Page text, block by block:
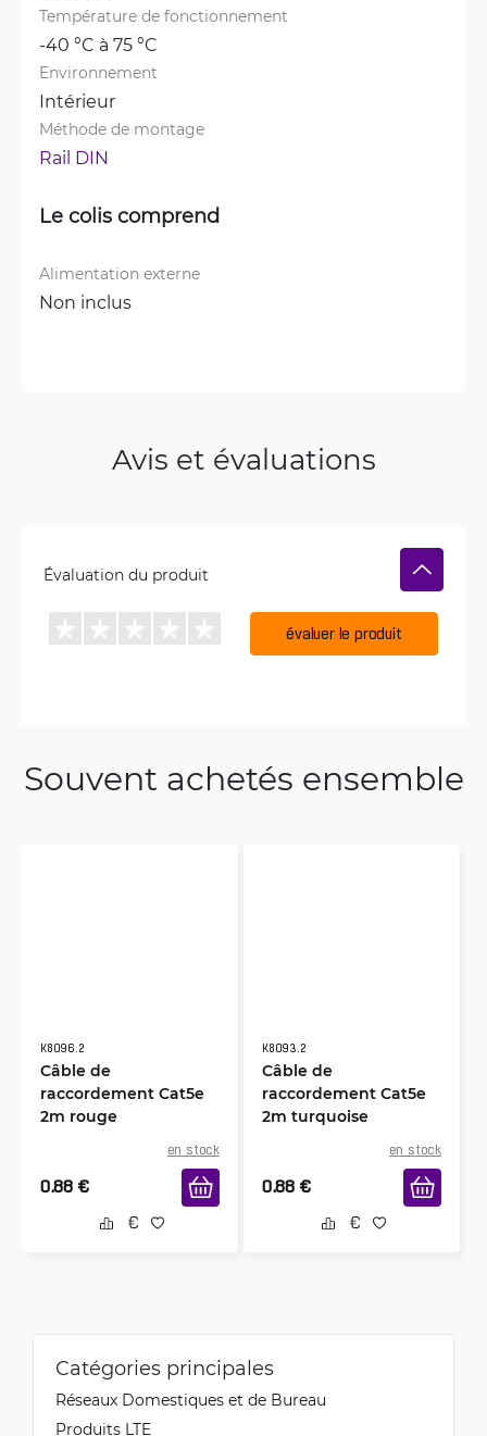
Température de fonctionnement
-40 °C à 75 °C
Environnement
Intérieur
Méthode de montage
Rail DIN
Le colis comprend
Alimentation externe
Non inclus
Avis et évaluations
Évaluation du produit
évaluer le produit
Souvent achetés ensemble
K8096.2
Câble de
raccordement Cat5e
2m rouge
en stock
0.88 €
K8093.2
Câble de
raccordement Cat5e
2m turquoise
en stock
0.88 €
Catégories principales
Réseaux Domestiques et de Bureau
Produits LTE